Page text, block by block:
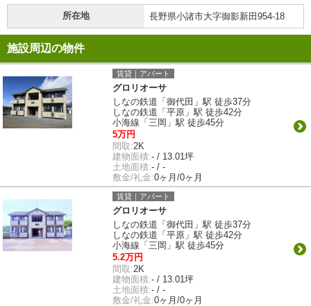
所在地 長野県小諸市大字御影新田954-18
施設周辺の物件
賃貸｜アパート
グロリオーサ
しなの鉄道「御代田」駅 徒歩37分
しなの鉄道「平原」駅 徒歩42分
小海線「三岡」駅 徒歩45分
5万円
間取:2K
建物面積:- / 13.01坪
土地面積:- / -
敷金/礼金:0ヶ月/0ヶ月
賃貸｜アパート
グロリオーサ
しなの鉄道「御代田」駅 徒歩37分
しなの鉄道「平原」駅 徒歩42分
小海線「三岡」駅 徒歩45分
5.2万円
間取:2K
建物面積:- / 13.01坪
土地面積:- / -
敷金/礼金:0ヶ月/0ヶ月